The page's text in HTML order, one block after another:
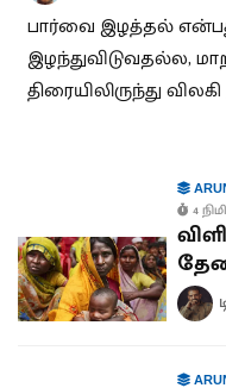
பார்வை இழத்தல்
இழந்துவிடுவதல்ல,
திரையிலிருந்து
4